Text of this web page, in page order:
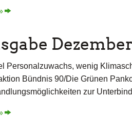
Personalzuwachs, wenig
Bündnis 90/Die Grünen
zur